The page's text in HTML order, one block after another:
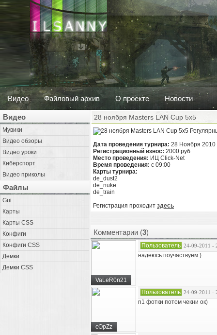
Видео Файловый архив О проекте Новости
Видео
Мувики
Видео обзоры
Видео уроки
Киберспорт
Видео приколы
Файлы
Gui
Карты
Карты CSS
Конфиги
Конфиги CSS
Демки
Демки CSS
28 ноября Masters LAN Cup 5x5
Дата проведения турнира: 28 Ноября 2010
Регистрационный взнос: 2000 руб
Место проведения: ИЦ Click-Net
Время проведения: c 09:00
Карты турнира:
de_dust2
de_nuke
de_train
Регистрация проходит здесь
Комментарии (3)
VaLeR0n21
Пользователь 24-09-2011 -
надеюсь поучаствуем )
cOpZz
Пользователь 24-09-2011 -
n1 фотки потом чекни ок)